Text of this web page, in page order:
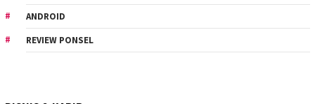
ANDROID
REVIEW PONSEL